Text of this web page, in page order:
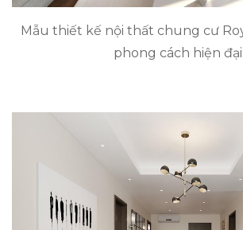
Mẫu thiết kế nội thất chung cư
phong cách hiện đại